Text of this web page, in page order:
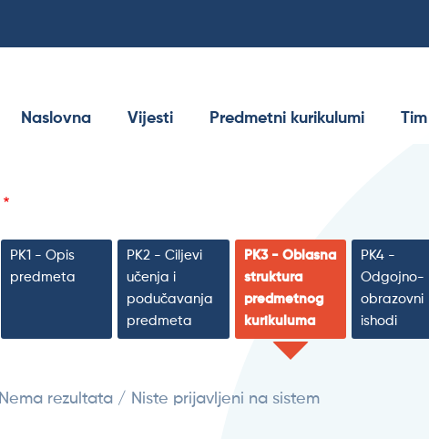
Naslovna Vijesti Predmetni kurikulumi Tim
PK1 - Opis
predmeta
PK2 - Ciljevi
učenja i
podučavanja
predmeta
PK3 - Oblasna
struktura
predmetnog
kurikuluma
PK4 -
Odgojno-
obrazovni
ishodi
Nema rezultata / Niste prijavljeni na sistem